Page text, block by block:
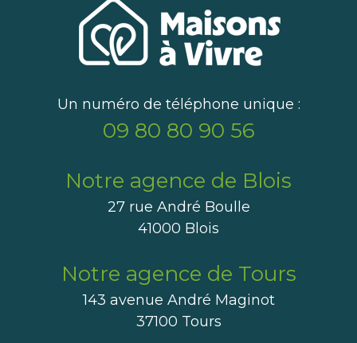
Un numéro de téléphone unique :
09 80 80 90 56
Notre agence de Blois
27 rue André Boulle
41000 Blois
Notre agence de Tours
143 avenue André Maginot
37100 Tours